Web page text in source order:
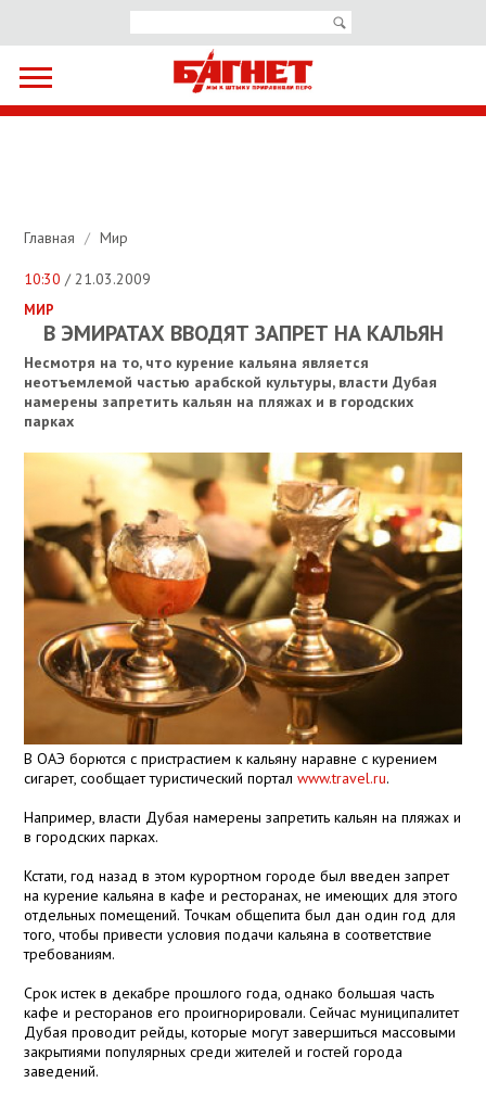
Главная / Мир
10:30 / 21.03.2009
МИР
В ЭМИРАТАХ ВВОДЯТ ЗАПРЕТ НА КАЛЬЯН
Несмотря на то, что курение кальяна является
неотъемлемой частью арабской культуры, власти Дубая
намерены запретить кальян на пляжах и в городских
парках
В ОАЭ борются с пристрастием к кальяну наравне с курением
сигарет, сообщает туристический порталwww.travel.ru.
Например, власти Дубая намерены запретить кальян на пляжах и
в городских парках.
Кстати, год назад в этом курортном городе был введен запрет
на курение кальяна в кафе и ресторанах, не имеющих для этого
отдельных помещений. Точкам общепита был дан один год для
того, чтобы привести условия подачи кальяна в соответствие
требованиям.
Срок истек в декабре прошлого года, однако большая часть
кафе и ресторанов его проигнорировали. Сейчас муниципалитет
Дубая проводит рейды, которые могут завершиться массовыми
закрытиями популярных среди жителей и гостей города
заведений.